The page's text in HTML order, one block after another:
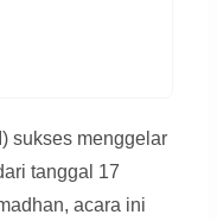
sukses menggelar
tanggal 17
acara ini